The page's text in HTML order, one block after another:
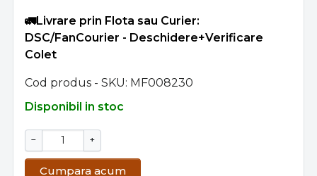
🚛Livrare prin Flota sau Curier:
DSC/FanCourier - Deschidere+Verificare
Colet
Cod produs - SKU MF008230
Disponibil in stoc
− +
Cumpara acum